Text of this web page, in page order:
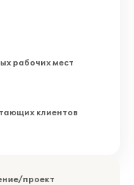
рабочих мест
клиентов
проект